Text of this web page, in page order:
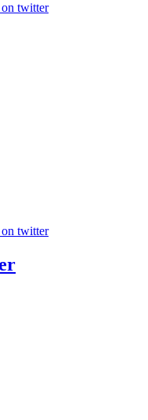
on twitter
on twitter